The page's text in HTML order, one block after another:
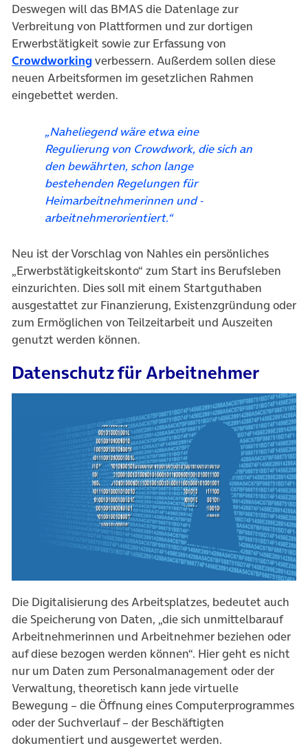
Deswegen will das BMAS die Datenlage zur
Verbreitung von Plattformen und zur dortigen
Erwerbstätigkeit sowie zur Erfassung von
Crowdworking(öffnet in neuem Tab)
verbessern. Außerdem sollen diese
neuen Arbeitsformen im gesetzlichen Rahmen
eingebettet werden.
„Naheliegend wäre etwa eine
Regulierung von Crowdwork, die sich an
den bewährten, schon lange
bestehenden Regelungen für
Heimarbeitnehmerinnen und -
arbeitnehmerorientiert.“
Neu ist der Vorschlag von Nahles ein persönliches
„Erwerbstätigkeitskonto“ zum Start ins Berufsleben
einzurichten. Dies soll mit einem Startguthaben
ausgestattet zur Finanzierung, Existenzgründung oder
zum Ermöglichen von Teilzeitarbeit und Auszeiten
genutzt werden können.
Datenschutz für Arbeitnehmer
Die Digitalisierung des Arbeitsplatzes, bedeutet auch
die Speicherung von Daten, „die sich unmittelbarauf
Arbeitnehmerinnen und Arbeitnehmer beziehen oder
auf diese bezogen werden können“. Hier geht es nicht
nur um Daten zum Personalmanagement oder der
Verwaltung, theoretisch kann jede virtuelle
Bewegung – die Öffnung eines Computerprogrammes
oder der Suchverlauf – der Beschäftigten
dokumentiert und ausgewertet werden.